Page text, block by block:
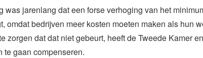
was jarenlang dat een forse verhoging van het
omdat bedrijven meer kosten moeten maken als hun
zorgen dat dat niet gebeurt, heeft de Tweede Kamer
te gaan compenseren.